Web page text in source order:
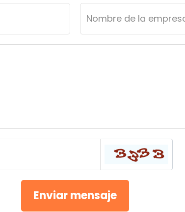
Enviar mensaje